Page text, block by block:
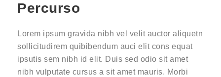
Percurso
Lorem ipsum gravida nibh vel velit auctor aliquetn
sollicitudirem quibibendum auci elit cons equat
ipsutis sem nibh id elit. Duis sed odio sit amet
nibh vulputate cursus a sit amet mauris. Morbi